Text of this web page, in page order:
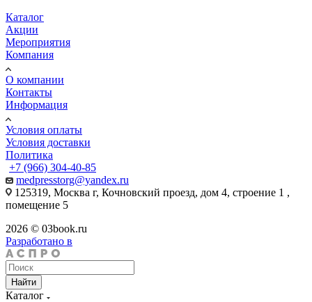
Каталог
Акции
Мероприятия
Компания
О компании
Контакты
Информация
Условия оплаты
Условия доставки
Политика
+7 (966) 304-40-85
medpresstorg@yandex.ru
125319, Москва г, Кочновский проезд, дом 4, строение 1 ,
помещение 5
2026 © 03book.ru
Разработано в
Найти
Каталог